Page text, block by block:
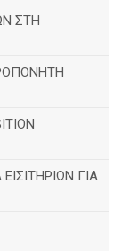
ΣΤΗ
ΓΙΑ